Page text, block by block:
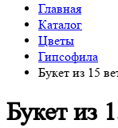
Главная
Каталог
Цветы
Гипсофила
Букет из 15
Букет из